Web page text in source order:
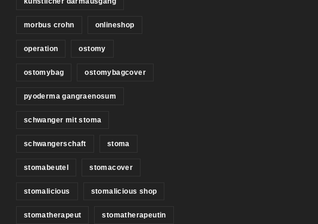
morbus crohn onlineshop
operation ostomy
ostomybag ostomybagcover
pyoderma gangraenosum
schwanger mit stoma
schwangerschaft stoma
stomabeutel stomacover
stomalicious stomalicious shop
stomatherapeut stomatherapeutin